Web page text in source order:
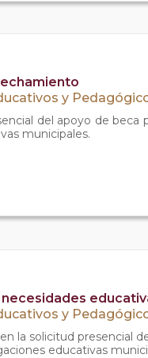
y
del apoyo de
municipales.
y
la solicitud presencial
educativas